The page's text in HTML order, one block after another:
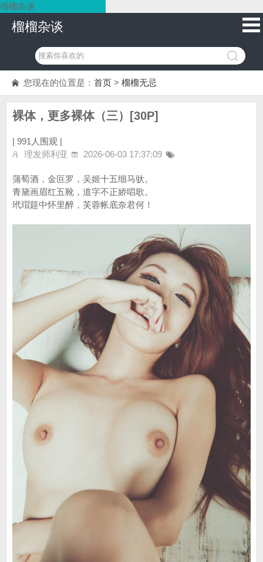
榴榴杂谈
榴榴杂谈
您现在的位置是： 首页 > 榴榴无忌
裸体，更多裸体（三）[30P]
| 991人围观 |
理发师利亚
2026-06-03 17:37:09
蒲萄酒，金叵罗，吴姬十五细马驮。
青黛画眉红五靴，道字不正娇唱歌。
玳瑁筵中怀里醉，芙蓉帐底奈君何！